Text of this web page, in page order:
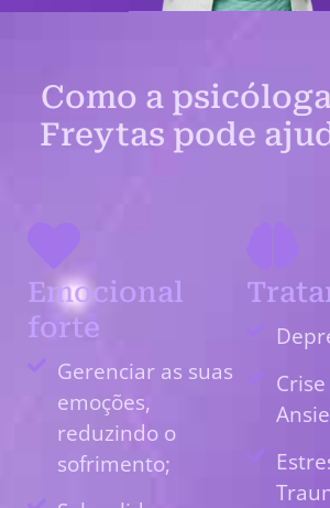
Como a
Freytas pode
Emocional
forte
Gerenciar as suas
emoções,
reduzindo o
sofrimento;